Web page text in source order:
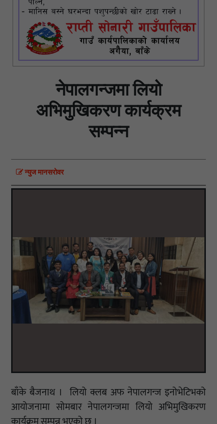
नेपालगन्जमा लियो
अभिमुखिकरण कार्यक्रम
सम्पन्न
न्युज मानसराेवर
बाँके बैजनाथ । लियो क्लब अफ नेपालगन्ज इनोभेटिभको
आयोजनामा सोमबार नेपालगन्जमा लियो अभिमुखिकरण